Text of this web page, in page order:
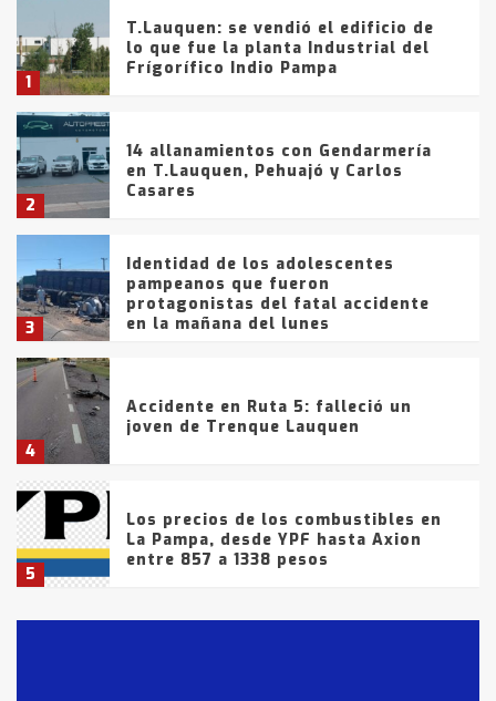
1
T.Lauquen: se vendió el edificio de
lo que fue la planta Industrial del
Frígorífico Indio Pampa
2
14 allanamientos con Gendarmería
en T.Lauquen, Pehuajó y Carlos
Casares
3
Identidad de los adolescentes
pampeanos que fueron
protagonistas del fatal accidente
en la mañana del lunes
4
Accidente en Ruta 5: falleció un
joven de Trenque Lauquen
5
Los precios de los combustibles en
La Pampa, desde YPF hasta Axion
entre 857 a 1338 pesos